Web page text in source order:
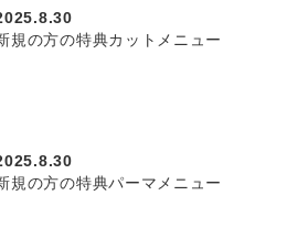
規の方の特典カットメニュー
規の方の特典パーマメニュー